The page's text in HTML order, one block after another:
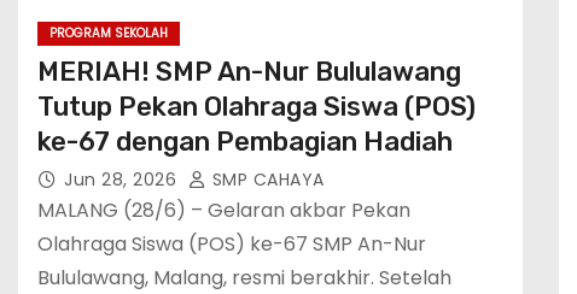
PROGRAM SEKOLAH
MERIAH! SMP An-Nur Bululawang
Tutup Pekan Olahraga Siswa (POS)
ke-67 dengan Pembagian Hadiah
Jun 28, 2026 SMP CAHAYA
MALANG (28/6) – Gelaran akbar Pekan
Olahraga Siswa (POS) ke-67 SMP An-Nur
Bululawang, Malang, resmi berakhir. Setelah